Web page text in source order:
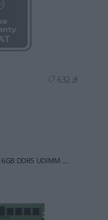
632 zł
DDR5 UDIMM ...